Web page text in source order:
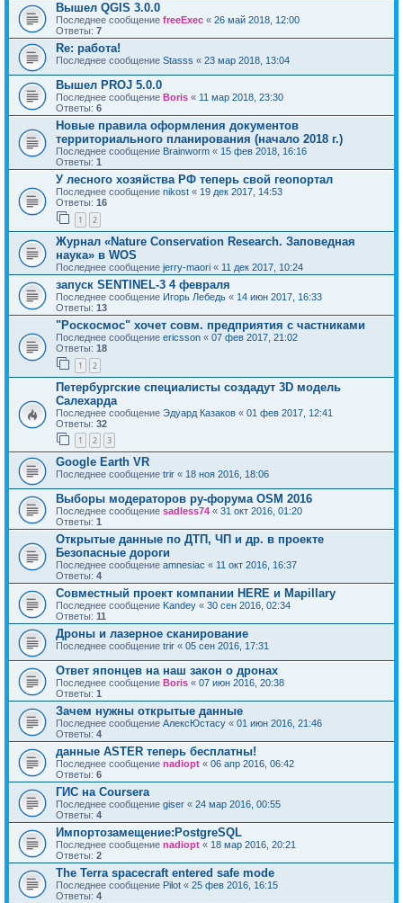
Вышел QGIS 3.0.0
Последнее сообщение freeExec « 26 май 2018, 12:00
Ответы: 7
Re: работа!
Последнее сообщение Stasss « 23 мар 2018, 13:04
Вышел PROJ 5.0.0
Последнее сообщение Boris « 11 мар 2018, 23:30
Ответы: 6
Новые правила оформления документов
территориального планирования (начало 2018 г.)
Последнее сообщение Brainworm « 15 фев 2018, 16:16
Ответы: 1
У лесного хозяйства РФ теперь свой геопортал
Последнее сообщение nikost « 19 дек 2017, 14:53
Ответы: 16
1 2
Журнал «Nature Conservation Research. Заповедная
наука» в WOS
Последнее сообщение jerry-maori « 11 дек 2017, 10:24
запуск SENTINEL-3 4 февраля
Последнее сообщение Игорь Лебедь « 14 июн 2017, 16:33
Ответы: 13
"Роскосмос" хочет совм. предприятия с частниками
Последнее сообщение ericsson « 07 фев 2017, 21:02
Ответы: 18
1 2
Петербургские специалисты создадут 3D модель
Салехарда
Последнее сообщение Эдуард Казаков « 01 фев 2017, 12:41
Ответы: 32
1 2 3
Google Earth VR
Последнее сообщение trir « 18 ноя 2016, 18:06
Выборы модераторов ру-форума OSM 2016
Последнее сообщение sadless74 « 31 окт 2016, 01:20
Ответы: 1
Открытые данные по ДТП, ЧП и др. в проекте
Безопасные дороги
Последнее сообщение amnesiac « 11 окт 2016, 16:37
Ответы: 4
Совместный проект компании HERE и Mapillary
Последнее сообщение Kandey « 30 сен 2016, 02:34
Ответы: 11
Дроны и лазерное сканирование
Последнее сообщение trir « 05 сен 2016, 17:31
Ответ японцев на наш закон о дронах
Последнее сообщение Boris « 07 июн 2016, 20:38
Ответы: 1
Зачем нужны открытые данные
Последнее сообщение АлексЮстасу « 01 июн 2016, 21:46
Ответы: 4
данные ASTER теперь бесплатны!
Последнее сообщение nadiopt « 06 апр 2016, 06:42
Ответы: 6
ГИС на Coursera
Последнее сообщение giser « 24 мар 2016, 00:55
Ответы: 4
Импортозамещение:PostgreSQL
Последнее сообщение nadiopt « 18 мар 2016, 20:21
Ответы: 2
The Terra spacecraft entered safe mode
Последнее сообщение Pilot « 25 фев 2016, 16:15
Ответы: 4